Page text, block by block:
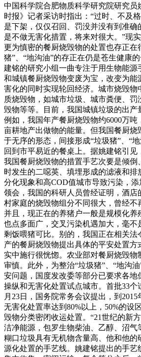
中国科学院合肥物质科学研究院研究员
时报》记者采访时指出：“过时、不及
是下架，仅仅召回、罚没并没有到准确
是不做无害化措置，将来对很大。”现
更为慎密的餐厨烧毁物的处置也存正在
猪”、“地沟油”的存正在仍是苍生健康
建铭的研究小组一曲专注于用生物能源
和城镇餐厨烧毁物变废为宝，改变为能
害化的同时实现轮回经济。城市烧毁物
质烧毁物，如城市垃圾、城市粪便、
毁物等等。目前，我国城镇垃圾的出产
例如，我国年产餐厨烧毁物约6000万吨
亩耕地产出做物的能量。但我国餐厨烧
于无序的形态，间接形成“垃圾猪”、“
回到市平易近的餐桌上。据姚建铭引见
我国餐厨烧毁物的措置手艺次要是倾倒
时发生的二噁英、填埋形成的滤液和排
分化现象和高COD值城市导致污染，
领会，我国的科研人员曾经证明，酒店
村家庭的烧毁物组分不同很大，曾经不
并且，现正在的养猪户一般是规模化养
也点多面广，交叉污染机遇加大，毫不
剩饭喂猪可比。别的，我国正在相关法
产的餐厨烧毁物提出具体的平安处置方
实中施行很恍惚。农业部对餐厨烧毁物
审慎。此外，为整治“垃圾猪”、“地沟
安问题，国度发改委等部分已要求各地
操纵和无害化处置试点城市。首批33个
月23日，国务院常务会议提出，到
无害化处置率达到80%以上，50%的设
毁物分类密闭收运处置。“21世纪的新
洁净能源，包罗生物柴油、乙醇、沼气
糊口垃圾具有无机物含量高、他和他的
源化处置的手艺线。姚建铭提出的手艺